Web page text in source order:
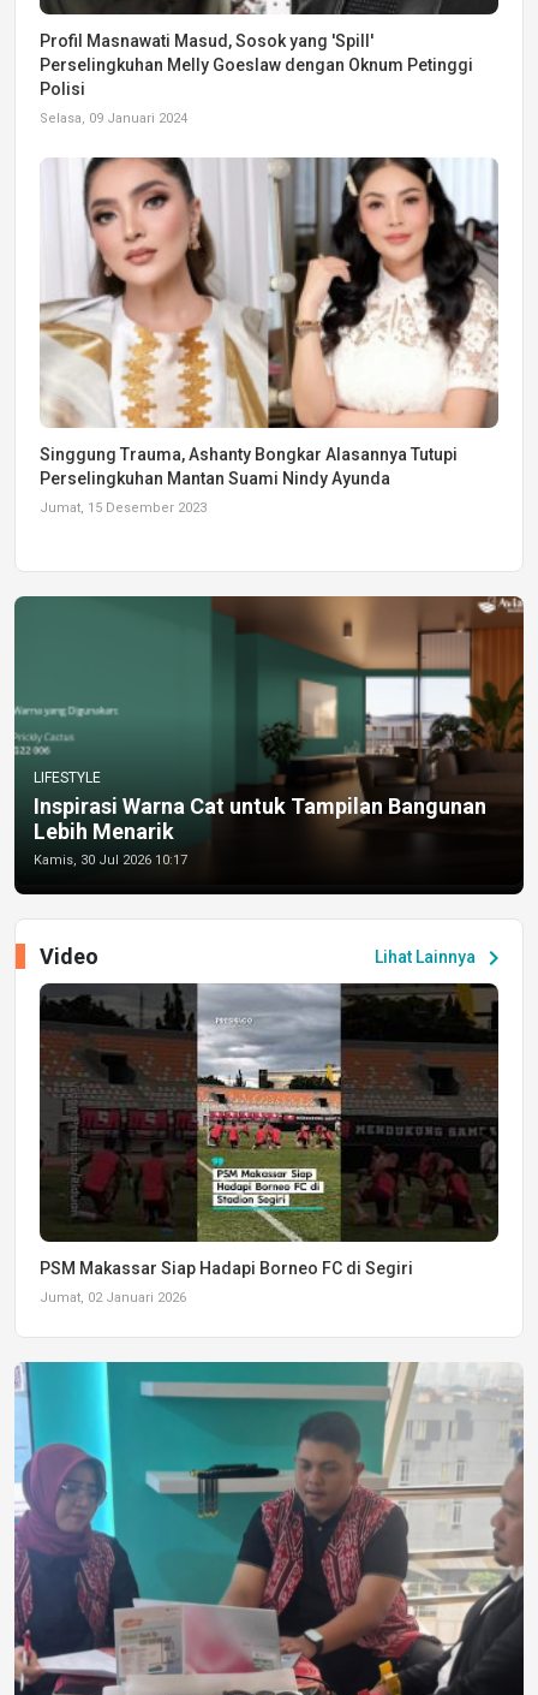
Profil Masnawati Masud, Sosok yang 'Spill'
Perselingkuhan Melly Goeslaw dengan Oknum Petinggi
Polisi
Selasa, 09 Januari 2024
Singgung Trauma, Ashanty Bongkar Alasannya Tutupi
Perselingkuhan Mantan Suami Nindy Ayunda
Jumat, 15 Desember 2023
LIFESTYLE
Inspirasi Warna Cat untuk Tampilan Bangunan
Lebih Menarik
Kamis, 30 Jul 2026 10:17
Lihat Lainnya chevron_right
Video
PSM Makassar Siap Hadapi Borneo FC di Segiri
Jumat, 02 Januari 2026